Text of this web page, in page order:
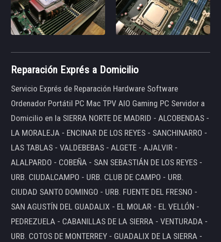
Reparación Exprés a Domicilio
Servicio Exprés de Reparación Hardware Software
Ordenador Portátil PC Mac TPV AIO Gaming PC Servidor a
Domicilio en la SIERRA NORTE DE MADRID - ALCOBENDAS -
LA MORALEJA - ENCINAR DE LOS REYES - SANCHINARRO -
LAS TABLAS - VALDEBEBAS - ALGETE - AJALVIR -
ALALPARDO - COBEÑA - SAN SEBASTIÁN DE LOS REYES -
URB. CIUDALCAMPO - URB. CLUB DE CAMPO - URB.
CIUDAD SANTO DOMINGO - URB. FUENTE DEL FRESNO -
SAN AGUSTÍN DEL GUADALIX - EL MOLAR - EL VELLÓN -
PEDREZUELA - CABANILLAS DE LA SIERRA - VENTURADA -
URB. COTOS DE MONTERREY - GUADALIX DE LA SIERRA -